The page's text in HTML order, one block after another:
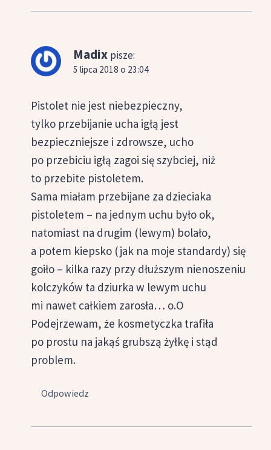
Madix pisze:
5 lipca 2018 o 23:04
Pistolet nie jest niebezpieczny,
tylko przebijanie ucha igłą jest
bezpieczniejsze i zdrowsze, ucho
po przebiciu igłą zagoi się szybciej, niż
to przebite pistoletem.
Sama miałam przebijane za dzieciaka
pistoletem – na jednym uchu było ok,
natomiast na drugim (lewym) bolało,
a potem kiepsko (jak na moje standardy) się
goiło – kilka razy przy dłuższym nienoszeniu
kolczyków ta dziurka w lewym uchu
mi nawet całkiem zarosła… o.O
Podejrzewam, że kosmetyczka trafiła
po prostu na jakąś grubszą żyłkę i stąd
problem.
Odpowiedz